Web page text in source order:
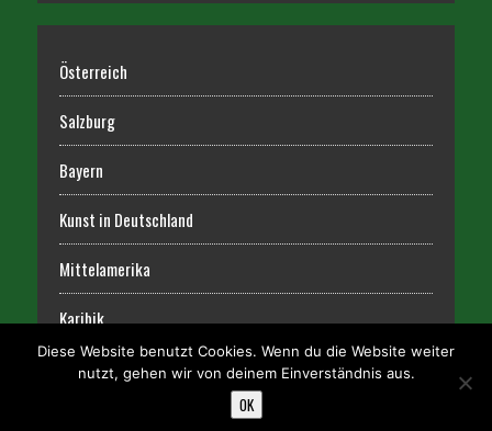
Österreich
Salzburg
Bayern
Kunst in Deutschland
Mittelamerika
Karibik
COPYRIGHT 2026 | MH NEWSDESK VON
Diese Website benutzt Cookies. Wenn du die Website weiter
nutzt, gehen wir von deinem Einverständnis aus.
OK